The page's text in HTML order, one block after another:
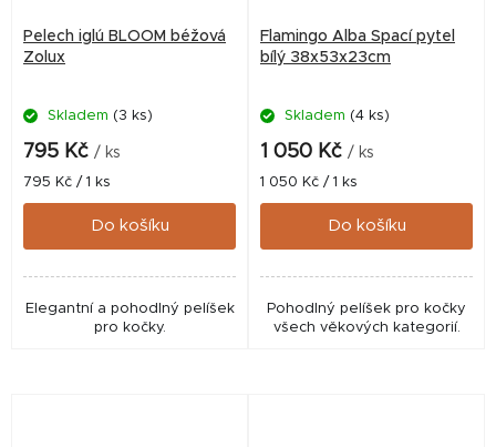
Pelech iglú BLOOM béžová
Zolux
Skladem (3 ks)
795 Kč / ks
Měrná
cena:
795 Kč / 1 ks
Do košíku
Elegantní a pohodlný pelíšek
pro kočky.
Flamingo Alba Spací pytel
bílý 38x53x23cm
Skladem (4 ks)
1 050 Kč / ks
Měrná
cena:
1 050 Kč / 1 ks
Do košíku
Pohodlný pelíšek pro kočky
všech věkových kategorií.